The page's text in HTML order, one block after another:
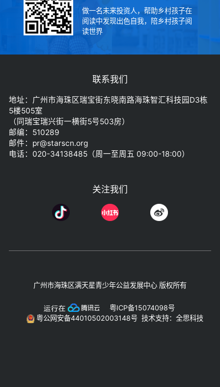
做一名未来投资人，帮助乡村孩子在
阅读中发现出色自我，陪乡村孩子阅
读世界
联系我们
地址：广州市海珠区瑞宝街东晓南路海珠智汇科技园D3栋
5楼505室
（同瑞宝瑞兴街一横街5号503房）
邮编：510289
邮件：pr@starscn.org
电话：020-34138485（周一至周五 09:00-18:00）
关注我们
广州市海珠区满天星青少年公益发展中心 版权所有
粤ICP备15074098号
粤公网安备44010502003148号 技术支持：全思科技